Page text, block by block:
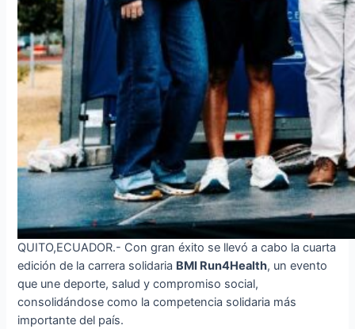
QUITO,ECUADOR.- Con gran éxito se llevó a cabo la cuarta
edición de la carrera solidaria BMI Run4Health, un evento
que une deporte, salud y compromiso social,
consolidándose como la competencia solidaria más
importante del país.